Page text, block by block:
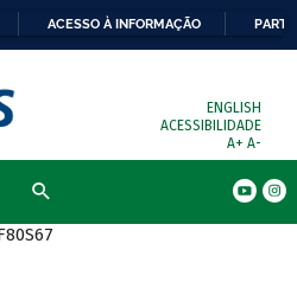
ACESSO À INFORMAÇÃO
ENGLISH
ACESSIBILIDADE
A+ A-